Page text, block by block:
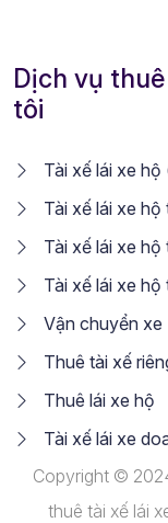
Dịch vụ
tôi
Tài xế lái xe
Tài xế lái xe hộ
Tài xế lái xe
Tài xế lái xe
Vận chuyển xe
Thuê tài xế
Thuê lái xe hộ
Tài xế lái xe
Copyright ©
thuê tài xế lái